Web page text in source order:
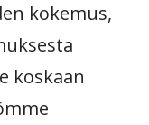
kokemus,
koskaan